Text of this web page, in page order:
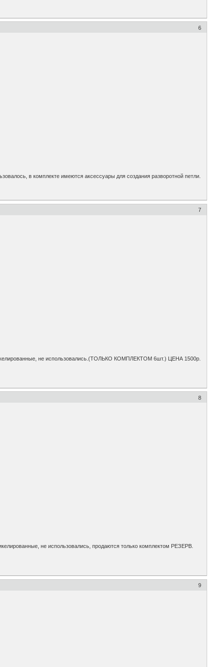
6
в комплекте имеются аксессуары для создания разворотной петли.
7
не использовались.(ТОЛЬКО КОМПЛЕКТОМ 6шт.) ЦЕНА 1500р.
8
не использовались, продаются только комплектом РЕЗЕРВ.
9